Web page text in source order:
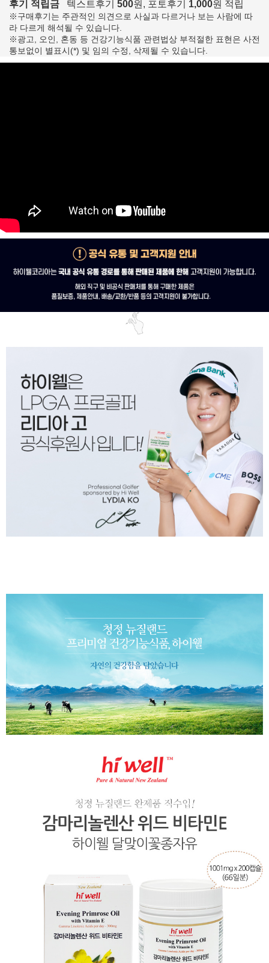
후기 적립금 텍스트후기 500원, 포토후기 1,000원 적립
※구매후기는 주관적인 의견으로 사실과 다르거나 보는 사람에 따
라 다르게 해석될 수 있습니다.
※광고, 오인, 혼동 등 건강기능식품 관련법상 부적절한 표현은 사전
통보없이 별표시(*) 및 임의 수정, 삭제될 수 있습니다.